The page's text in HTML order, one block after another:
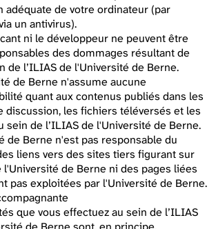
adéquate de votre ordinateur (par
un antivirus).
ni le développeur ne peuvent être
des dommages résultant de
de l’ILIAS de l'Université de Berne.
de Berne n'assume aucune
quant aux contenus publiés dans les
discussion, les fichiers téléversés et les
sein de l’ILIAS de l'Université de Berne.
de Berne n'est pas responsable du
liens vers des sites tiers figurant sur
l'Université de Berne ni des pages liées
pas exploitées par l'Université de Berne.
que vous effectuez au sein de l’ILIAS